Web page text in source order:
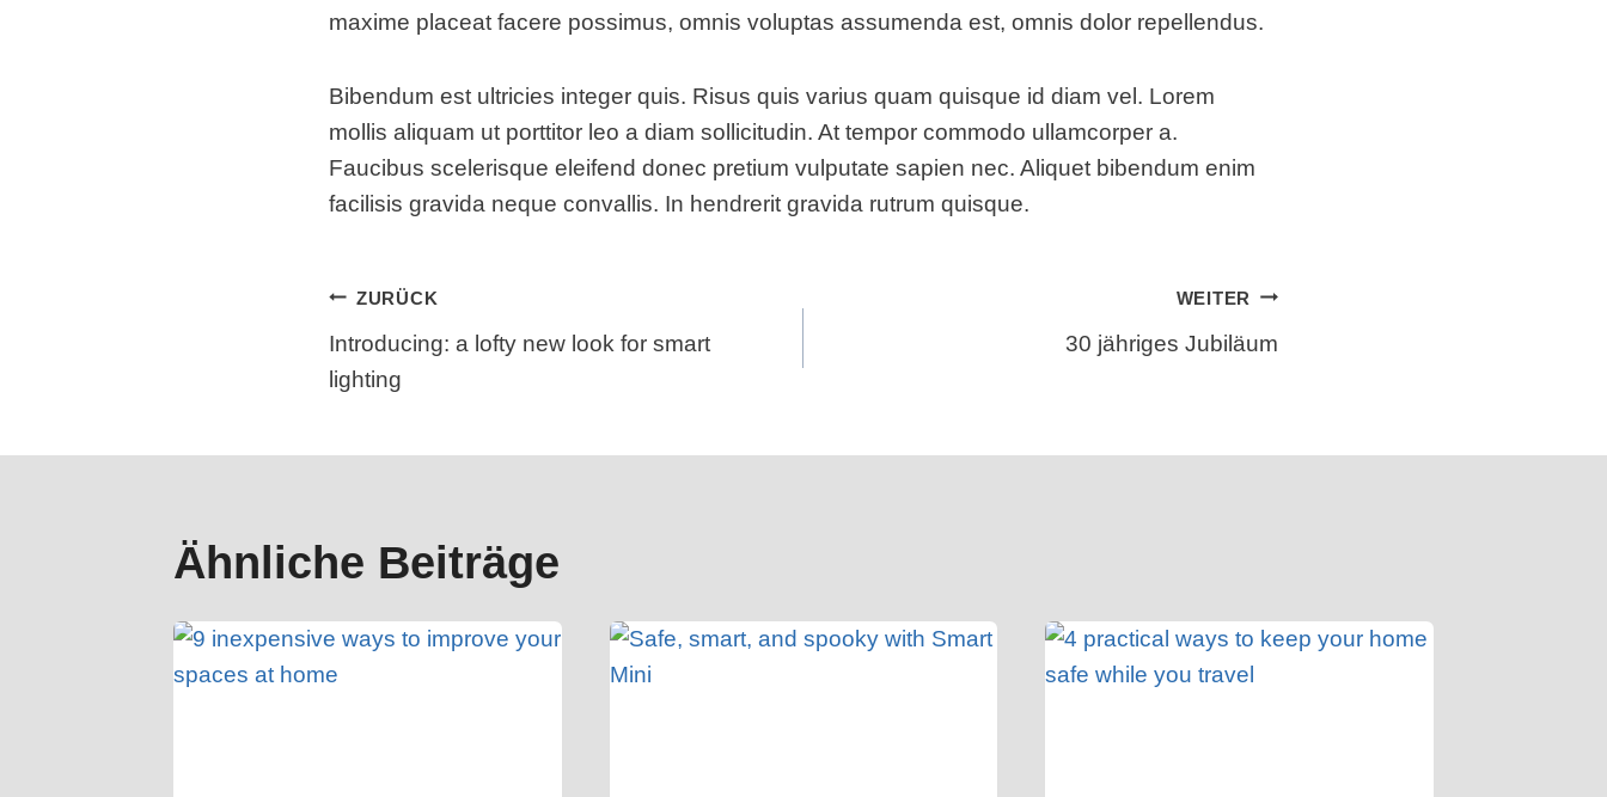
maxime placeat facere possimus, omnis voluptas assumenda est, omnis dolor repellendus.
Bibendum est ultricies integer quis. Risus quis varius quam quisque id diam vel. Lorem
mollis aliquam ut porttitor leo a diam sollicitudin. At tempor commodo ullamcorper a.
Faucibus scelerisque eleifend donec pretium vulputate sapien nec. Aliquet bibendum enim
facilisis gravida neque convallis. In hendrerit gravida rutrum quisque.
Beitragsnavigation
ZURÜCK
​Introducing: a lofty new look for smart
lighting
WEITER
30 jähriges Jubiläum
Ähnliche Beiträge